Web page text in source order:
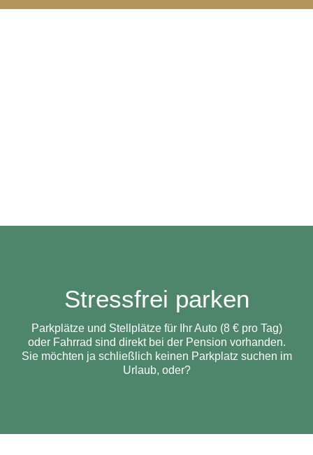
Stressfrei parken
Parkplätze und Stellplätze für Ihr Auto (8 € pro Tag)
oder Fahrrad sind direkt bei der Pension vorhanden.
Sie möchten ja schließlich keinen Parkplatz suchen im
Urlaub, oder?